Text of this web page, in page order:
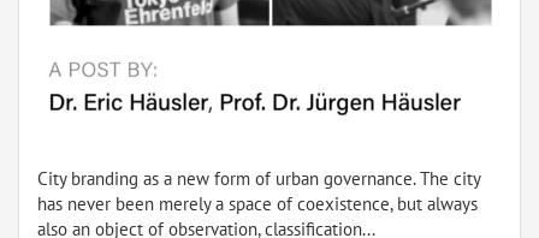
City branding as a new form of urban governance. The city
has never been merely a space of coexistence, but always
also an object of observation, classification...